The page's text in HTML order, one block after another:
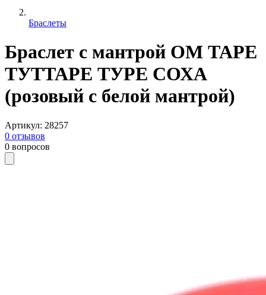
Браслеты
Браслет с мантрой ОМ ТАРЕ
ТУТТАРЕ ТУРЕ СОХА
(розовый с белой мантрой)
Артикул: 28257
0 отзывов
0 вопросов